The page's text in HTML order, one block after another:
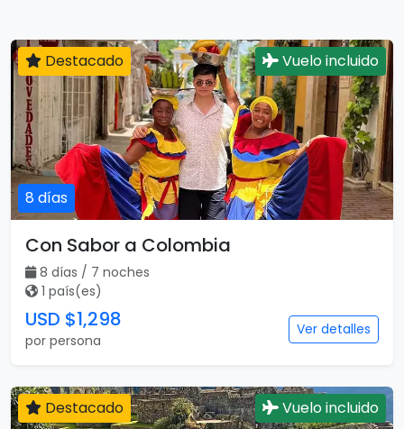
8 días
Destacado Vuelo incluido
Con Sabor a Colombia
8 días / 7 noches
1 país(es)
USD $1,298
por persona
Ver detalles
Destacado Vuelo incluido